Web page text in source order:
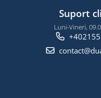
Suport
Luni-Vineri,